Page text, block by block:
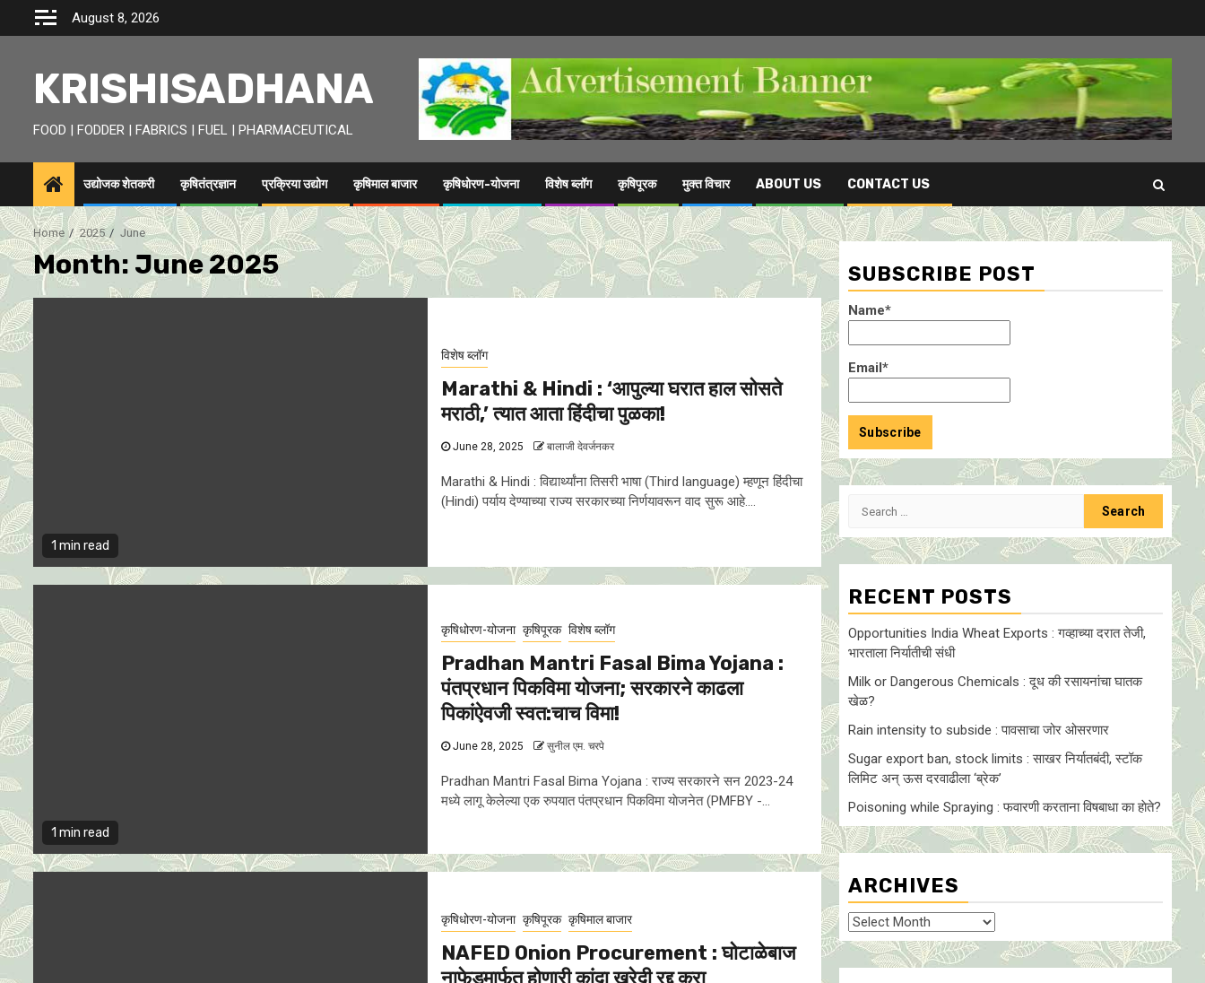
August 8, 2026
KRISHISADHANA
FOOD | FODDER | FABRICS | FUEL | PHARMACEUTICAL
उद्योजक शेतकरी कृषितंत्रज्ञान प्रक्रिया उद्योग कृषिमाल बाजार कृषिधोरण-योजना विशेष ब्लॉग कृषिपूरक मुक्त विचार ABOUT US CONTACT US
Home 2025 June
Month: June 2025
1 min read
विशेष ब्लॉग
Marathi & Hindi : ‘आपुल्या घरात हाल सोसते
मराठी,’ त्यात आता हिंदीचा पुळका!
June 28, 2025 बालाजी देवर्जनकर
Marathi & Hindi : विद्यार्थ्यांना तिसरी भाषा (Third language) म्हणून हिंदीचा
(Hindi) पर्याय देण्याच्या राज्य सरकारच्या निर्णयावरून वाद सुरू आहे....
1 min read
कृषिधोरण-योजना कृषिपूरक विशेष ब्लॉग
Pradhan Mantri Fasal Bima Yojana :
पंतप्रधान पिकविमा याेजना; सरकारने काढला
पिकांऐवजी स्वत:चाच विमा!
June 28, 2025 सुनील एम. चरपे
Pradhan Mantri Fasal Bima Yojana : राज्य सरकारने सन 2023-24
मध्ये लागू केलेल्या एक रुपयात पंतप्रधान पिकविमा याेजनेत (PMFBY -...
कृषिधोरण-योजना कृषिपूरक कृषिमाल बाजार
NAFED Onion Procurement : घाेटाळेबाज
नाफेडमार्फत होणारी कांदा खरेदी रद्द करा
SUBSCRIBE POST
Name*
Email*
Search
RECENT POSTS
Opportunities India Wheat Exports : गव्हाच्या दरात तेजी,
भारताला निर्यातीची संधी
Milk or Dangerous Chemicals : दूध की रसायनांचा घातक
खेळ?
Rain intensity to subside : पावसाचा जोर ओसरणार
Sugar export ban, stock limits : साखर निर्यातबंदी, स्टॉक
लिमिट अन् ऊस दरवाढीला ‘ब्रेक’
Poisoning while Spraying : फवारणी करताना विषबाधा का हाेते?
ARCHIVES
Archives